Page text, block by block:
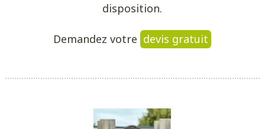
disposition.
Demandez votre devis gratuit